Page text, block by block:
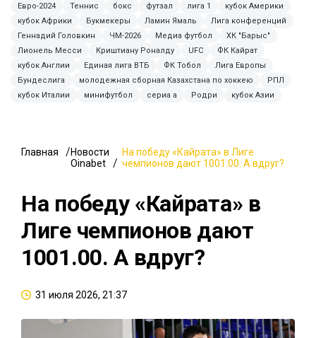
Евро-2024 Теннис бокс футзал лига 1
кубок Америки
кубок Африки
Букмекеры Ламин Ямаль
Лига конференций
Геннадий Головкин
ЧМ-2026 Медиа футбол
ХК "Барыс"
Лионель Месси
Криштиану Роналду UFC
ФК Кайрат
кубок Англии
Единая лига ВТБ ФК Тобол
Лига Европы
Бундеслига
молодежная сборная Казахстана по хоккею
РПЛ
кубок Италии
минифутбол сериа а Родри кубок Азии
Главная
Новости
Oinabet
На победу «Кайрата» в Лиге
чемпионов дают 1001.00. А вдруг?
На победу «Кайрата» в
Лиге чемпионов дают
1001.00. А вдруг?
31 июля 2026, 21:37